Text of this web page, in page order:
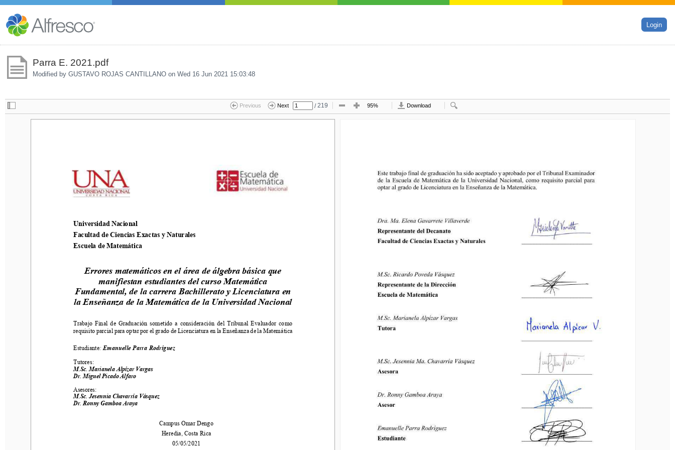
Login
Parra E. 2021.pdf
Modified by GUSTAVO ROJAS CANTILLANO on Wed 16 Jun 2021 15:03:48
Previous Next / 219 95% Download
Universidad Nacional
Facultad de Ciencias Exactas y Naturales
Escuela de Matemática
Errores matemáticos en el área de álgebra básica que
manifiestan estudiantes del curso Matemática
Fundamental, de la carrera Bachillerato y Licenciatura en
la Enseñanza de la Matemática de la Universidad Nacional
requisito parcial para optar por el grado de Licenciatura en la Enseñanza de la Matemática
M.Sc. Marianela Alpízar Vargas
Dr. Miguel Picado Alfaro
Asesores:
M.Sc. Jesennia Chavarría Vásquez
Dr. Ronny Gamboa Araya
Heredia, Costa Rica
05/05/2021
Universidad Nacional
Facultad de Ciencias Exactas y Naturales
Escuela de Matemática
Errores matemáticos en el área de álgebra básica que
manifiestan estudiantes del curso Matemática
Fundamental, de la carrera Bachillerato y Licenciatura en
la Enseñanza de la Matemática de la Universidad Nacional
Trabajo  Final  de  Graduación  sometido  a  consideración  del  Tribunal  Evaluador  como
requisito parcial para optar por el grado de Licenciatura en la Enseñanza de la Matemática
Estudiante: Emanuelle Parra Rodríguez
Tutores:
M.Sc. Marianela Alpízar Vargas
Dr. Miguel Picado Alfaro
Asesores:
M.Sc. Jesennia Chavarría Vásquez
Dr. Ronny Gamboa Araya
Campus Omar Dengo
Heredia, Costa Rica
05/05/2021